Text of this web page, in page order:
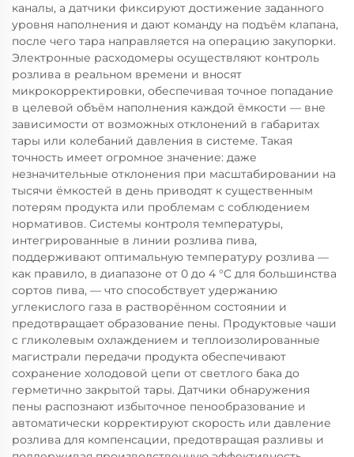
каналы, а датчики фиксируют достижение заданного
уровня наполнения и дают команду на подъём клапана,
после чего тара направляется на операцию закупорки.
Электронные расходомеры осуществляют контроль
розлива в реальном времени и вносят
микрокорректировки, обеспечивая точное попадание
в целевой объём наполнения каждой ёмкости — вне
зависимости от возможных отклонений в габаритах
тары или колебаний давления в системе. Такая
точность имеет огромное значение: даже
незначительные отклонения при масштабировании на
тысячи ёмкостей в день приводят к существенным
потерям продукта или проблемам с соблюдением
нормативов. Системы контроля температуры,
интегрированные в линии розлива пива,
поддерживают оптимальную температуру розлива —
как правило, в диапазоне от 0 до 4 °C для большинства
сортов пива, — что способствует удержанию
углекислого газа в растворённом состоянии и
предотвращает образование пены. Продуктовые чаши
с гликолевым охлаждением и теплоизолированные
магистрали передачи продукта обеспечивают
сохранение холодовой цепи от светлого бака до
герметично закрытой тары. Датчики обнаружения
пены распознают избыточное пенообразование и
автоматически корректируют скорость или давление
розлива для компенсации, предотвращая разливы и